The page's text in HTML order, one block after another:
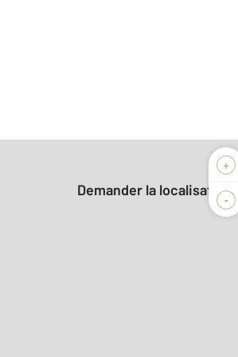
+
-
Demander la localisation